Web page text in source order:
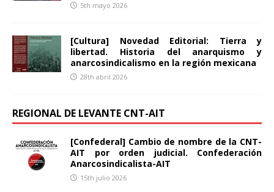
5th mayo 2026
[Cultura] Novedad Editorial: Tierra y
libertad. Historia del anarquismo y
anarcosindicalismo en la región mexicana
28th abril 2026
REGIONAL DE LEVANTE CNT-AIT
[Confederal] Cambio de nombre de la CNT-
AIT por orden judicial. Confederación
Anarcosindicalista-AIT
15th julio 2026